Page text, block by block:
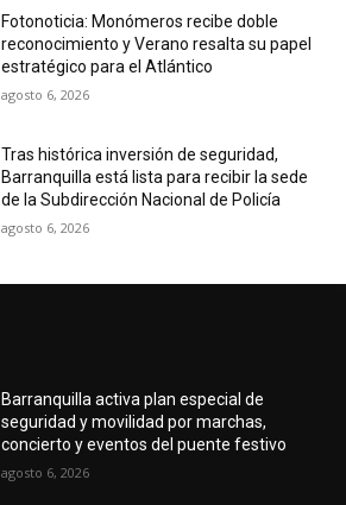
Fotonoticia: Monómeros recibe doble
reconocimiento y Verano resalta su papel
estratégico para el Atlántico
agosto 6, 2026
Tras histórica inversión de seguridad,
Barranquilla está lista para recibir la sede
de la Subdirección Nacional de Policía
agosto 6, 2026
Barranquilla activa plan especial de
seguridad y movilidad por marchas,
concierto y eventos del puente festivo
agosto 6, 2026